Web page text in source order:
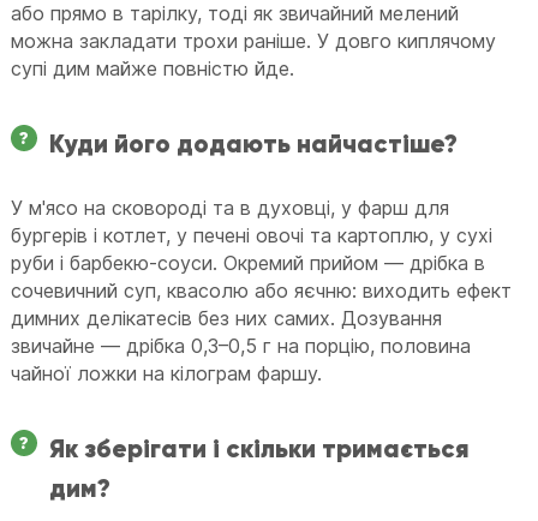
або прямо в тарілку, тоді як звичайний мелений
можна закладати трохи раніше. У довго киплячому
супі дим майже повністю йде.
Куди його додають найчастіше?
У м'ясо на сковороді та в духовці, у фарш для
бургерів і котлет, у печені овочі та картоплю, у сухі
руби і барбекю-соуси. Окремий прийом — дрібка в
сочевичний суп, квасолю або яєчню: виходить ефект
димних делікатесів без них самих. Дозування
звичайне — дрібка 0,3–0,5 г на порцію, половина
чайної ложки на кілограм фаршу.
Як зберігати і скільки тримається
дим?